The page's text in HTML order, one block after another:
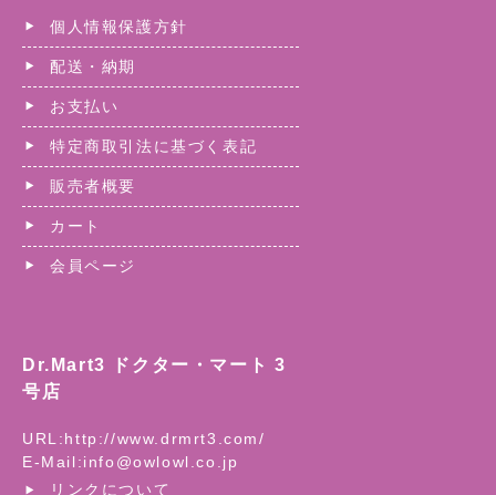
個人情報保護方針
配送・納期
お支払い
特定商取引法に基づく表記
販売者概要
カート
会員ページ
Dr.Mart3 ドクター・マート 3
号店
URL:http://www.drmrt3.com/
E-Mail:info@owlowl.co.jp
リンクについて